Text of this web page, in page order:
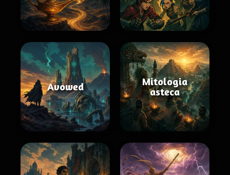
Avowed
Mitologia
asteca